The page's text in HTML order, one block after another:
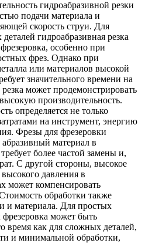
гидроабразивной резки
подачи материала и
скорость струи. Для
гидроабразивная резка
особенно при
фрез. Однако при
или материалов высокой
значительного времени на
может продемонстрировать
производительность.
определяется не только
на инструмент, энергию
Фрезы для фрезеровки
материал в
более частой замены и,
С другой стороны, высокое
давления в
может компенсировать
обработки также
и материала. Для простых
может быть
время как для сложных деталей,
и минимальной обработки,